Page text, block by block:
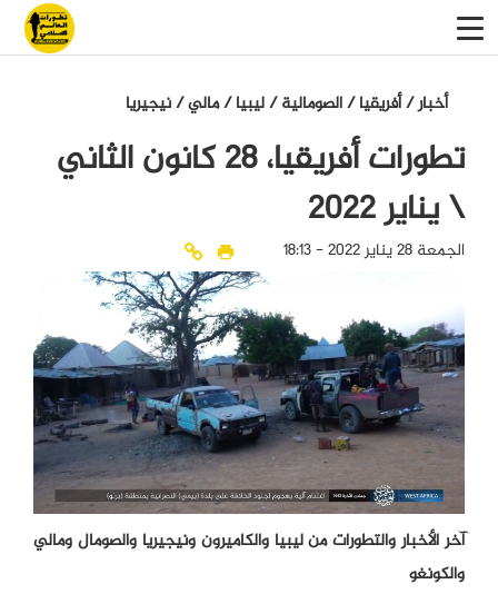
أخبار/أفريقيا/الصومالية/ليبيا/مالي/نيجيريا
تطورات أفريقيا، 28 كانون الثاني
\ يناير 2022
الجمعة 28 يناير 2022 - 18:13
آخر الأخبار والتطورات من ليبيا والكاميرون ونيجيريا والصومال ومالي
والكونغو